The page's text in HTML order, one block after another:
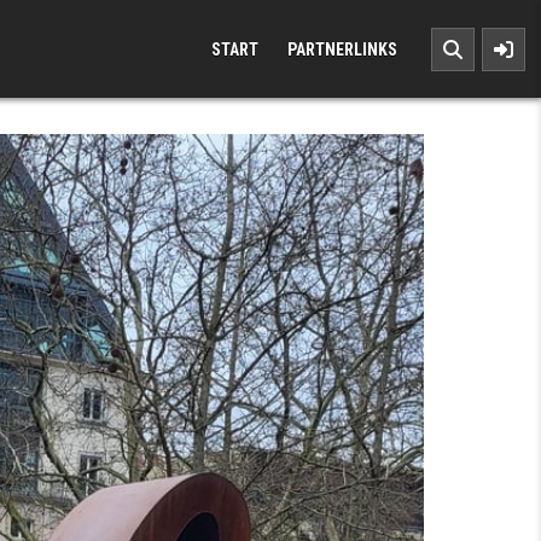
START PARTNERLINKS